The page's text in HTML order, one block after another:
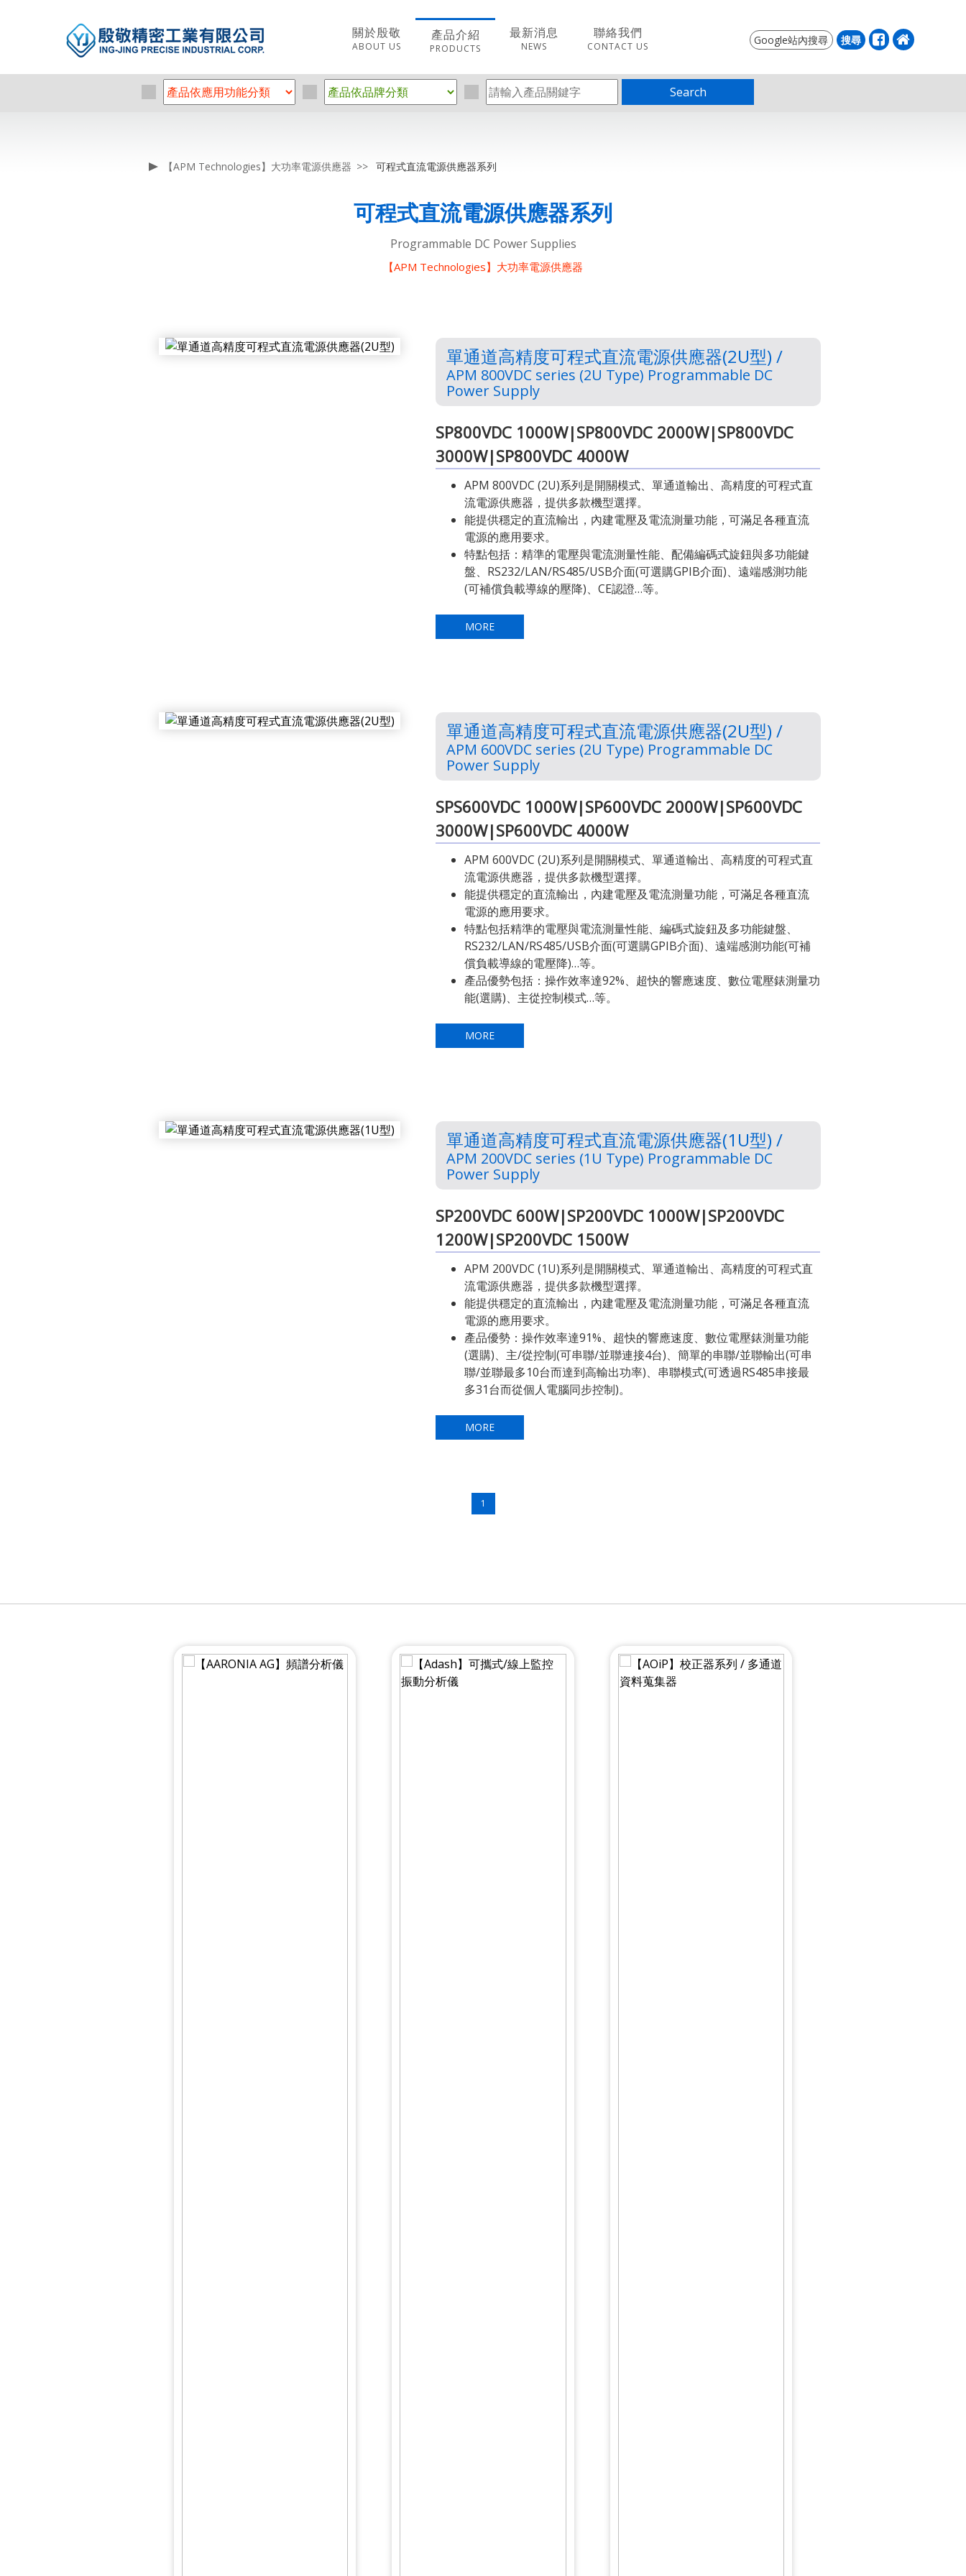
關於殷敬
ABOUT US
產品介紹
PRODUCTS
最新消息
NEWS
聯絡我們
CONTACT US
Search
【APM Technologies】大功率電源供應器 可程式直流電源供應器系列
可程式直流電源供應器系列
Programmable DC Power Supplies
【APM Technologies】大功率電源供應器
單通道高精度可程式直流電源供應器(2U型) /
APM 800VDC series (2U Type) Programmable DC
Power Supply
SP800VDC 1000W|SP800VDC 2000W|SP800VDC
3000W|SP800VDC 4000W
APM 800VDC (2U)系列是開關模式、單通道輸出、高精度的可程式直
流電源供應器，提供多款機型選擇。
能提供穩定的直流輸出，內建電壓及電流測量功能，可滿足各種直流
電源的應用要求。
特點包括：精準的電壓與電流測量性能、配備編碼式旋鈕與多功能鍵
盤、RS232/LAN/RS485/USB介面(可選購GPIB介面)、遠端感測功能
(可補償負載導線的壓降)、CE認證…等。
MORE
單通道高精度可程式直流電源供應器(2U型) /
APM 600VDC series (2U Type) Programmable DC
Power Supply
SPS600VDC 1000W|SP600VDC 2000W|SP600VDC
3000W|SP600VDC 4000W
APM 600VDC (2U)系列是開關模式、單通道輸出、高精度的可程式直
流電源供應器，提供多款機型選擇。
能提供穩定的直流輸出，內建電壓及電流測量功能，可滿足各種直流
電源的應用要求。
特點包括精準的電壓與電流測量性能、編碼式旋鈕及多功能鍵盤、
RS232/LAN/RS485/USB介面(可選購GPIB介面)、遠端感測功能(可補
償負載導線的電壓降)…等。
產品優勢包括：操作效率達92%、超快的響應速度、數位電壓錶測量功
能(選購)、主從控制模式…等。
MORE
單通道高精度可程式直流電源供應器(1U型) /
APM 200VDC series (1U Type) Programmable DC
Power Supply
SP200VDC 600W|SP200VDC 1000W|SP200VDC
1200W|SP200VDC 1500W
APM 200VDC (1U)系列是開關模式、單通道輸出、高精度的可程式直
流電源供應器，提供多款機型選擇。
能提供穩定的直流輸出，內建電壓及電流測量功能，可滿足各種直流
電源的應用要求。
產品優勢：操作效率達91%、超快的響應速度、數位電壓錶測量功能
(選購)、主/從控制(可串聯/並聯連接4台)、簡單的串聯/並聯輸出(可串
聯/並聯最多10台而達到高輸出功率)、串聯模式(可透過RS485串接最
多31台而從個人電腦同步控制)。
MORE
1